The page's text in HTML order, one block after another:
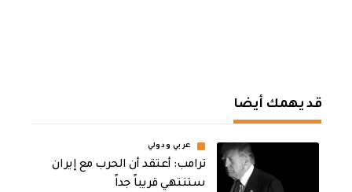
قد يهمك أيضا
عربي ودولي
‏ترامب: أعتقد أن الحرب مع إيران
ستنتهي قريباً جداً